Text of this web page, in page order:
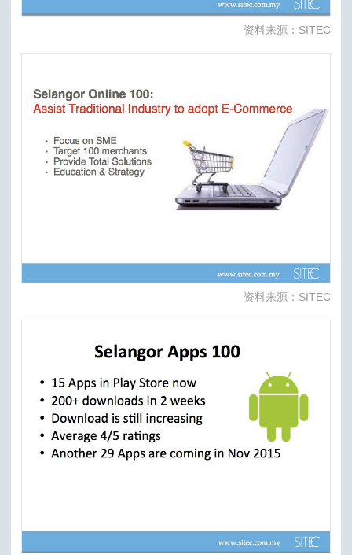
资料来源：SITEC
资料来源：SITEC